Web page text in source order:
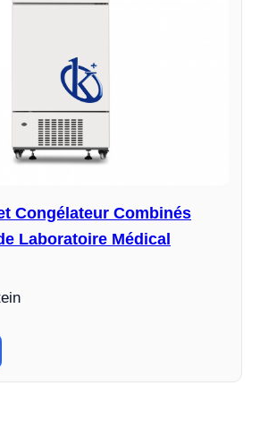
Congélateur Combinés
Laboratoire Médical